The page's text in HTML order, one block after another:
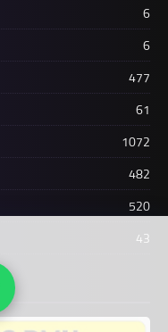
6
6
477
61
1072
482
520
43